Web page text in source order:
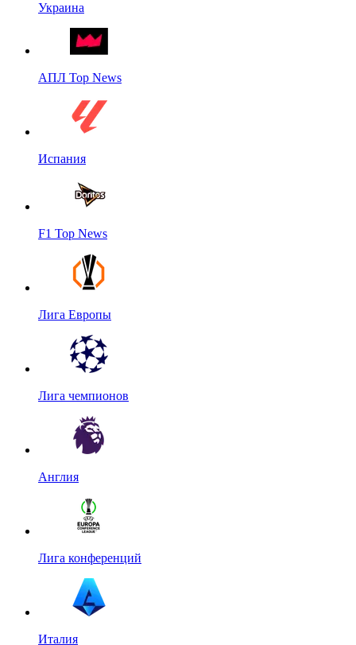
Украина
АПЛ Top News
Испания
F1 Top News
Лига Европы
Лига чемпионов
Англия
Лига конференций
Италия